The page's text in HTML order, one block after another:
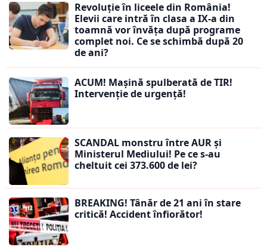
Revoluție în liceele din România!
Elevii care intră în clasa a IX-a din
toamnă vor învăța după programe
complet noi. Ce se schimbă după 20
de ani?
ACUM! Mașină spulberată de TIR!
Intervenție de urgență!
SCANDAL monstru între AUR și
Ministerul Mediului! Pe ce s-au
cheltuit cei 373.600 de lei?
BREAKING! Tânăr de 21 ani în stare
critică! Accident înfiorător!